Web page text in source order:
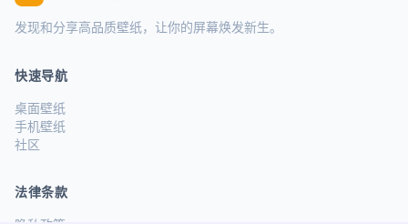
发现和分享高品质壁纸，让你的屏幕焕发新生。
快速导航
桌面壁纸
手机壁纸
社区
法律条款